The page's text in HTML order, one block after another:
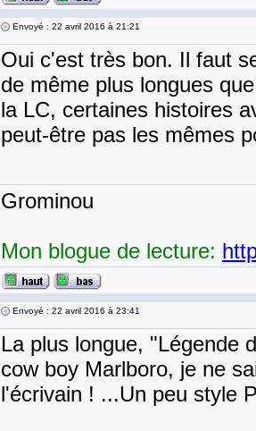
Envoyé : 22 avril 2016 à 21:21
Oui c'est très bon. Il faut
de même plus longues
la LC, certaines histoires
peut-être pas les mêmes
Grominou
Mon blogue de lecture:
Envoyé : 22 avril 2016 à 23:41
La plus longue, "Légende
cow boy Marlboro, je ne
l'écrivain ! ...Un peu style